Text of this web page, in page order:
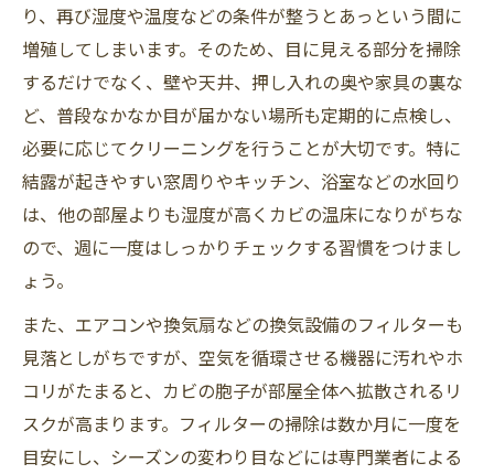
り、再び湿度や温度などの条件が整うとあっという間に
増殖してしまいます。そのため、目に見える部分を掃除
するだけでなく、壁や天井、押し入れの奥や家具の裏な
ど、普段なかなか目が届かない場所も定期的に点検し、
必要に応じてクリーニングを行うことが大切です。特に
結露が起きやすい窓周りやキッチン、浴室などの水回り
は、他の部屋よりも湿度が高くカビの温床になりがちな
ので、週に一度はしっかりチェックする習慣をつけまし
ょう。
また、エアコンや換気扇などの換気設備のフィルターも
見落としがちですが、空気を循環させる機器に汚れやホ
コリがたまると、カビの胞子が部屋全体へ拡散されるリ
スクが高まります。フィルターの掃除は数か月に一度を
目安にし、シーズンの変わり目などには専門業者による